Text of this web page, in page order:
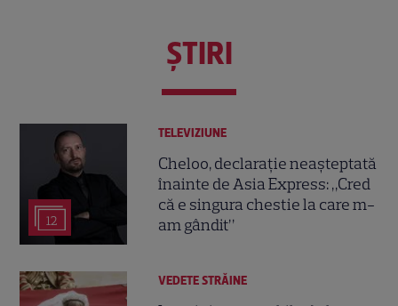
ŞTIRI
12
TELEVIZIUNE
Cheloo, declarație neașteptată
înainte de Asia Express: „Cred
că e singura chestie la care m-
am gândit”
VEDETE STRĂINE